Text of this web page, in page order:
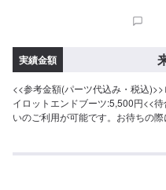
実績金額
<<参考金額(パーツ代込み・税込
イロットエンドブーツ:5,500円<<
いのご利用が可能です。お待ちの